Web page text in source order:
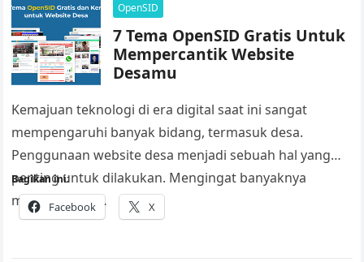
OpenSID
7 Tema OpenSID Gratis Untuk
Mempercantik Website
Desamu
Kemajuan teknologi di era digital saat ini sangat
mempengaruhi banyak bidang, termasuk desa.
Penggunaan website desa menjadi sebuah hal yang
penting untuk dilakukan. Mengingat banyaknya
manfaat yang…
Bagikan ini:
Facebook X